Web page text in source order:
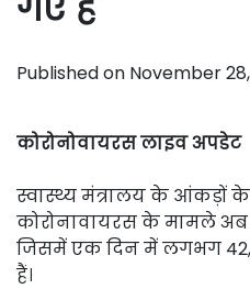
Published on November
कोरोनोवायरस लाइव अपडेट
स्वास्थ्य मंत्रालय के आंकड़ों
कोरोनावायरस के मामले अब
जिसमें एक दिन में लगभग
हैं।